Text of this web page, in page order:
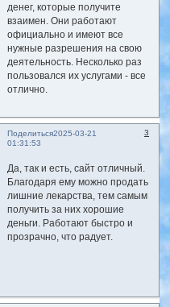
денег, которые получите
взаимен. Они работают
официально и имеют все
нужные разрешения на свою
деятельность. Несколько раз
пользовался их услугами - все
отлично.
Поделиться 3
2025-03-21
01:31:53
Да, так и есть, сайт отличный.
Благодаря ему можно продать
лишние лекарства, тем самым
получить за них хорошие
деньги. Работают быстро и
прозрачно, что радует.